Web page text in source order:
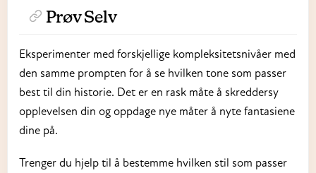
Prøv Selv
Eksperimenter med forskjellige kompleksitetsnivåer med
den samme prompten for å se hvilken tone som passer
best til din historie. Det er en rask måte å skreddersy
opplevelsen din og oppdage nye måter å nyte fantasiene
dine på.
Trenger du hjelp til å bestemme hvilken stil som passer